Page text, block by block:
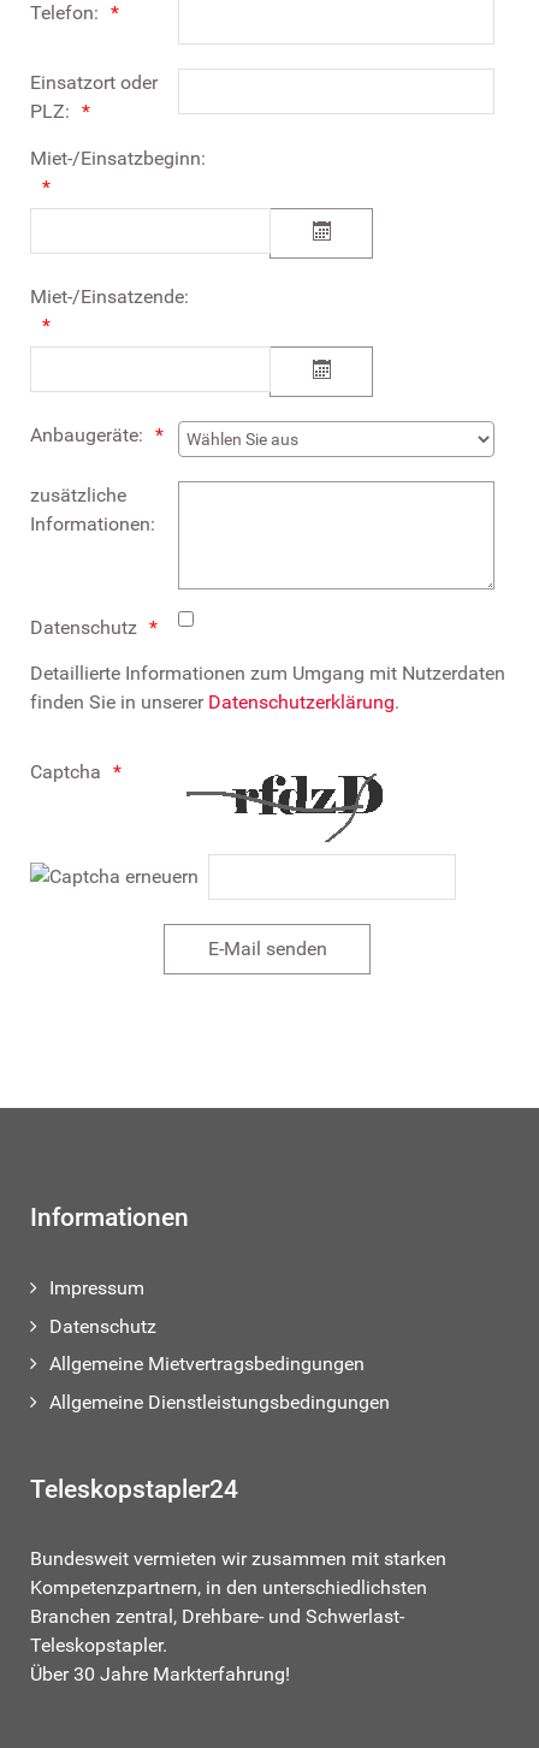
Telefon:
Einsatzort oder
PLZ:
Miet-/Einsatzbeginn:
Miet-/Einsatzende:
Anbaugeräte:
zusätzliche
Informationen:
Datenschutz
Detaillierte Informationen zum Umgang mit Nutzerdaten
finden Sie in unserer Datenschutzerklärung.
Captcha
Informationen
Impressum
Datenschutz
Allgemeine Mietvertragsbedingungen
Allgemeine Dienstleistungsbedingungen
Teleskopstapler24
Bundesweit vermieten wir zusammen mit starken
Kompetenzpartnern, in den unterschiedlichsten
Branchen zentral, Drehbare- und Schwerlast-
Teleskopstapler.
Über 30 Jahre Markterfahrung!